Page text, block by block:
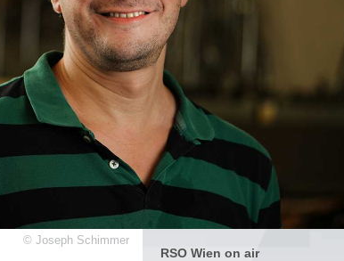
© Joseph Schimmer
RSO Wien on air